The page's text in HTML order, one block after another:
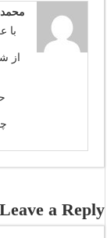
با
از
Leave a Reply